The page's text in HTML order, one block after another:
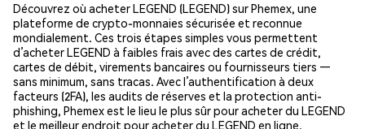
Découvrez où acheter LEGEND (LEGEND) sur Phemex, une
plateforme de crypto-monnaies sécurisée et reconnue
mondialement. Ces trois étapes simples vous permettent
d’acheter LEGEND à faibles frais avec des cartes de crédit,
cartes de débit, virements bancaires ou fournisseurs tiers —
sans minimum, sans tracas. Avec l’authentification à deux
facteurs (2FA), les audits de réserves et la protection anti-
phishing, Phemex est le lieu le plus sûr pour acheter du LEGEND
et le meilleur endroit pour acheter du LEGEND en ligne.